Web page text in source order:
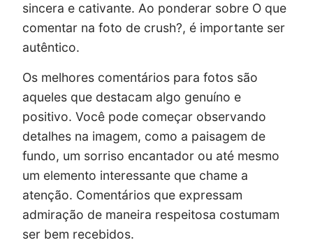
sincera e cativante. Ao ponderar sobre O que
comentar na foto de crush?, é importante ser
autêntico.
Os melhores comentários para fotos são
aqueles que destacam algo genuíno e
positivo. Você pode começar observando
detalhes na imagem, como a paisagem de
fundo, um sorriso encantador ou até mesmo
um elemento interessante que chame a
atenção. Comentários que expressam
admiração de maneira respeitosa costumam
ser bem recebidos.